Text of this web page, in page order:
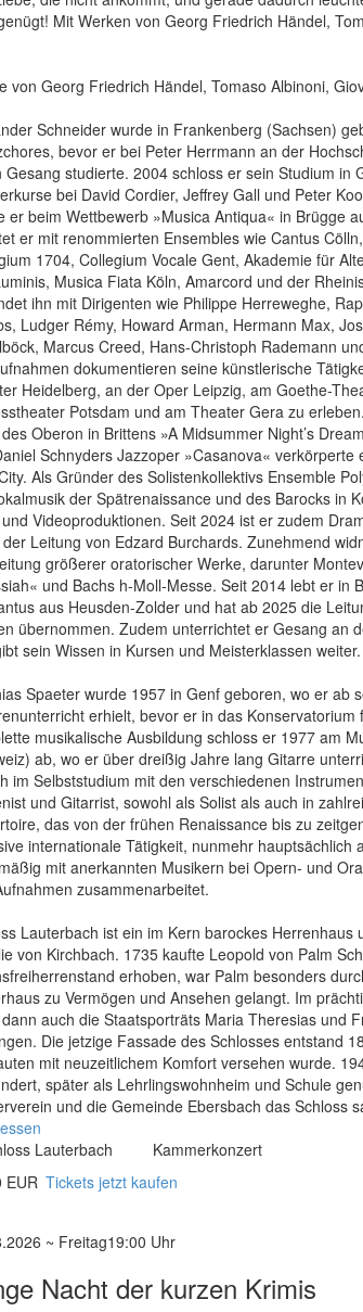
Mit Werken von Georg Friedrich Händel,
von Georg Friedrich Händel, Tomaso Albinoni,
Schneider wurde in Frankenberg (Sachsen)
bevor er bei Peter Herrmann an der
Gesang studierte. 2004 schloss er sein Studium in
bei David Cordier, Jeffrey Gall und Peter
er beim Wettbewerb »Musica Antiqua« in Brügge
er mit renommierten Ensembles wie Cantus
1704, Collegium Vocale Gent, Akademie für
Musica Fiata Köln, Amarcord und der
ihn mit Dirigenten wie Philippe Herreweghe,
Ludger Rémy, Howard Arman, Hermann Max,
Marcus Creed, Hans-Christoph Rademann
dokumentieren seine künstlerische
Heidelberg, an der Oper Leipzig, am Goethe-
Potsdam und am Theater Gera zu
Oberon in Brittens »A Midsummer Night’s
Schnyders Jazzoper »Casanova«
Als Gründer des Solistenkollektivs Ensemble
der Spätrenaissance und des Barocks in
Videoproduktionen. Seit 2024 ist er zudem
Leitung von Edzard Burchards. Zunehmend
größerer oratorischer Werke, darunter
und Bachs h-Moll-Messe. Seit 2014 lebt er in
aus Heusden-Zolder und hat ab 2025 die
übernommen. Zudem unterrichtet er Gesang an
sein Wissen in Kursen und Meisterklassen weiter.
Spaeter wurde 1957 in Genf geboren, wo er ab
erhielt, bevor er in das
musikalische Ausbildung schloss er 1977 am
ab, wo er über dreißig Jahre lang Gitarre
im Selbststudium mit den verschiedenen
und Gitarrist, sowohl als Solist als auch in
das von der frühen Renaissance bis zu
internationale Tätigkeit, nunmehr hauptsächlich
mit anerkannten Musikern bei Opern- und
zusammenarbeitet.
Lauterbach ist ein im Kern barockes Herrenhaus
von Kirchbach. 1735 kaufte Leopold von Palm
erhoben, war Palm besonders
zu Vermögen und Ansehen gelangt. Im
auch die Staatsporträts Maria Theresias und
Die jetzige Fassade des Schlosses entstand
mit neuzeitlichem Komfort versehen wurde.
später als Lehrlingswohnheim und Schule
und die Gemeinde Ebersbach das Schloss
Lauterbach
Kammerkonzert
EUR Tickets jetzt kaufen
~ Freitag19:00 Uhr
Nacht der kurzen Krimis